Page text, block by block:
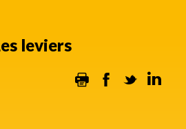
leviers
Print Facebook
Twitter